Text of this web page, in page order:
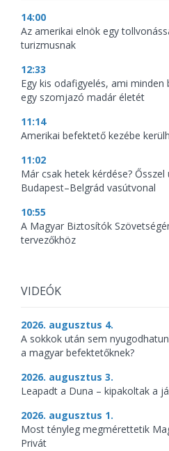
14:00
Az amerikai elnök egy
turizmusnak
12:33
Egy kis odafigyelés, ami
egy szomjazó madár életét
11:14
Amerikai befektető kezébe
11:02
Már csak hetek kérdése?
Budapest–Belgrád vasútvonal
10:55
A Magyar Biztosítók
tervezőkhöz
VIDEÓK
2026. augusztus 4.
A sokkok után sem
a magyar befektetőknek?
2026. augusztus 3.
Leapadt a Duna – kipakoltak a
2026. augusztus 1.
Most tényleg megmérettetik
Privát